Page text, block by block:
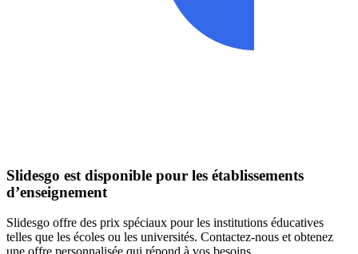
Slidesgo est disponible pour les établissements
d’enseignement
Slidesgo offre des prix spéciaux pour les institutions éducatives
telles que les écoles ou les universités. Contactez-nous et obtenez